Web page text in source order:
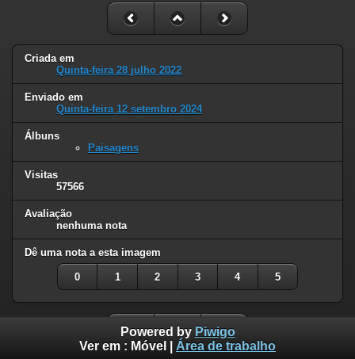
Criada em
Quinta-feira 28 julho 2022
Enviado em
Quinta-feira 12 setembro 2024
Álbuns
Paisagens
Visitas
57566
Avaliação
nenhuma nota
Dê uma nota a esta imagem
0 1 2 3 4 5
Powered by Piwigo
Ver em : Móvel Área de trabalho